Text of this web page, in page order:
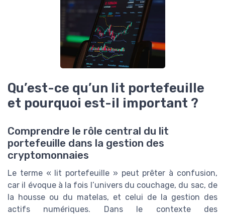
Qu’est-ce qu’un lit portefeuille
et pourquoi est-il important ?
Comprendre le rôle central du lit
portefeuille dans la gestion des
cryptomonnaies
Le terme « lit portefeuille » peut prêter à confusion,
car il évoque à la fois l’univers du couchage, du sac, de
la housse ou du matelas, et celui de la gestion des
actifs numériques. Dans le contexte des